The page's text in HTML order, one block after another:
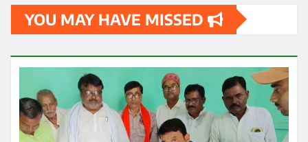
YOU MAY HAVE MISSED